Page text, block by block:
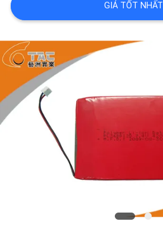
LIÊN
HỆ
CHÚNG
TÔI
TIN
GIÁ TỐT NHẤT